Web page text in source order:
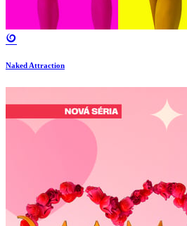
Naked Attraction